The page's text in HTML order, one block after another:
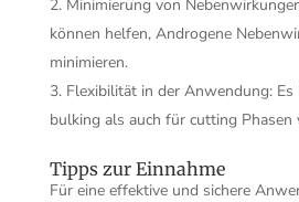
Minimierung von
können helfen, Androgene
minimieren.
Flexibilität in der Anwendung:
bulking als auch für cutting
Tipps zur Einnahme
Für eine effektive und sichere